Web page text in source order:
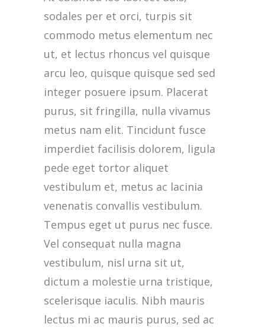
sodales per et orci, turpis sit
commodo metus elementum nec
ut, et lectus rhoncus vel quisque
arcu leo, quisque quisque sed sed
integer posuere ipsum. Placerat
purus, sit fringilla, nulla vivamus
metus nam elit. Tincidunt fusce
imperdiet facilisis dolorem, ligula
pede eget tortor aliquet
vestibulum et, metus ac lacinia
venenatis convallis vestibulum.
Tempus eget ut purus nec fusce.
Vel consequat nulla magna
vestibulum, nisl urna sit ut,
dictum a molestie urna tristique,
scelerisque iaculis. Nibh mauris
lectus mi ac mauris purus, sed ac